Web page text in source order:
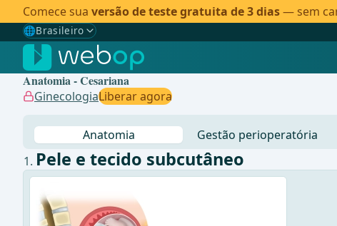
Comece sua versão de teste gratuita de 3 dias— sem
🌐Brasileiro
Gewählte Sprache: Brasileiro
🇩🇪 Alemão
🇬🇧Inglês
Brasileiro
Anatomia - Cesariana
GinecologiaLiberar agora
Anatomia Gestão perioperatória
Pele e tecido subcutâneo